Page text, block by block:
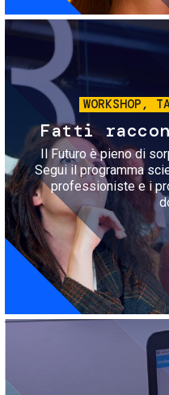
WORKSHOP,
Fatti
Il Futuro è pieno di
Segui il programma
professioniste e i